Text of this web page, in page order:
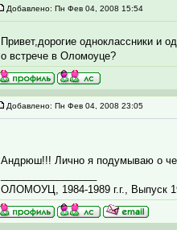
Добавлено: Пн Фев 04, 2008 15:54
Привет,дорогие одноклассники и
о встрече в Оломоуце?
Добавлено: Пн Фев 04, 2008 23:05
Андрюш!!! Лично я подумываю о
ОЛОМОУЦ, 1984-1989 г.г., Выпуск